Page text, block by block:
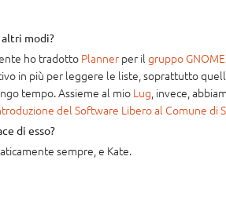
altri modi?
ho tradotto Planner per il gruppo GNOME
in più per leggere le liste, soprattutto
tempo. Assieme al mioLug, invece,
del Software Libero al Comune di
di esso?
sempre, e Kate.